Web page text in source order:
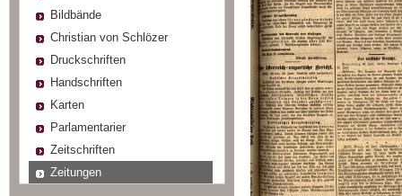
Bildbände
Christian von Schlözer
Druckschriften
Handschriften
Karten
Parlamentarier
Zeitschriften
Zeitungen